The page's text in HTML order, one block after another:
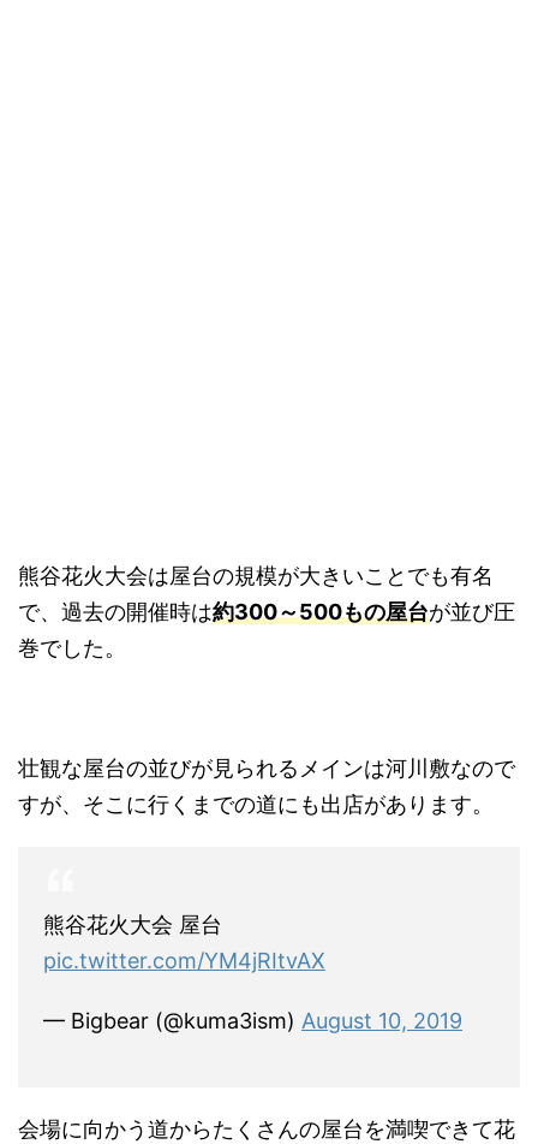
熊谷花火大会は屋台の規模が大きいことでも有名
で、過去の開催時は約300～500もの屋台が並び圧
巻でした。
壮観な屋台の並びが見られるメインは河川敷なので
すが、そこに行くまでの道にも出店があります。
熊谷花火大会 屋台
pic.twitter.com/YM4jRItvAX
— Bigbear (@kuma3ism) August 10, 2019
会場に向かう道からたくさんの屋台を満喫できて花